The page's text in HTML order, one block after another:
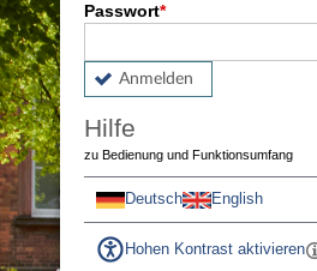
Passwort
Anmelden
Hilfe
zu Bedienung und Funktionsumfang
Deutsch English
Hohen Kontrast aktivieren